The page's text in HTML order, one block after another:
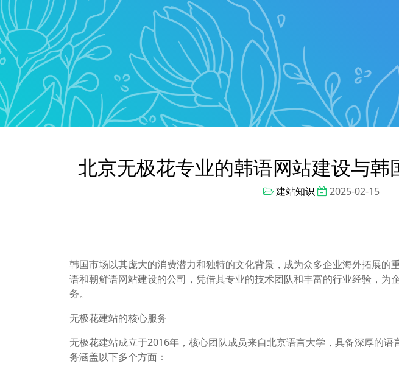
北京无极花专业的韩语网站建设与韩
建站知识 2025-02-15
韩国市场以其庞大的消费潜力和独特的文化背景，成为众多企业海外拓展的
语和朝鲜语网站建设的公司，凭借其专业的技术团队和丰富的行业经验，为
务。
无极花建站的核心服务
无极花建站成立于2016年，核心团队成员来自北京语言大学，具备深厚的
务涵盖以下多个方面：